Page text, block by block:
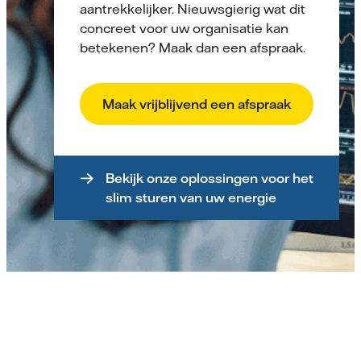
aantrekkelijker. Nieuwsgierig wat dit
concreet voor uw organisatie kan
betekenen? Maak dan een afspraak.
Maak vrijblijvend een afspraak
Bekijk onze oplossingen voor het
slim sturen van uw energie